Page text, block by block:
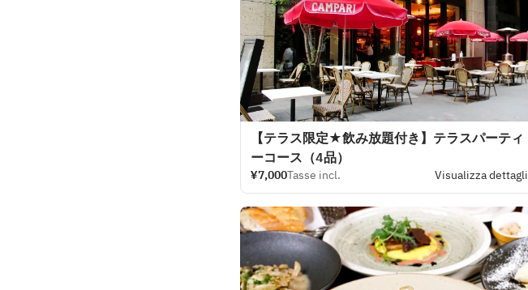
【テラス限定★飲み放題付き】テラスパーティ
ーコース（4品）
¥7,000Tasse incl. Visualizza dettagli